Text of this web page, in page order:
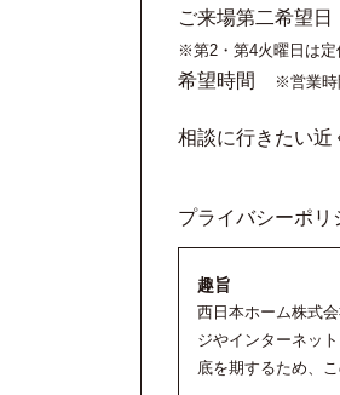
ご来場第二希望日
※第2・第4火曜日は定
希望時間 ※営業時
相談に行きたい近
プライバシーポリ
趣旨
西日本ホーム株式
ジやインターネッ
底を期するため、こ